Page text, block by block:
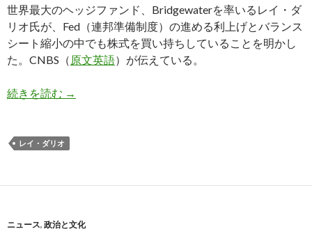
世界最大のヘッジファンド、Bridgewaterを率いるレイ・ダ
リオ氏が、Fed（連邦準備制度）の進める利上げとバランス
シート縮小の中でも株式を買い持ちしていることを明かし
た。CNBS（ 原文英語）が伝えている。
続きを読む 世界最大のヘッジファンド、米国金融引き締め
→
レイ・ダリオ
ニュース, 政治と文化